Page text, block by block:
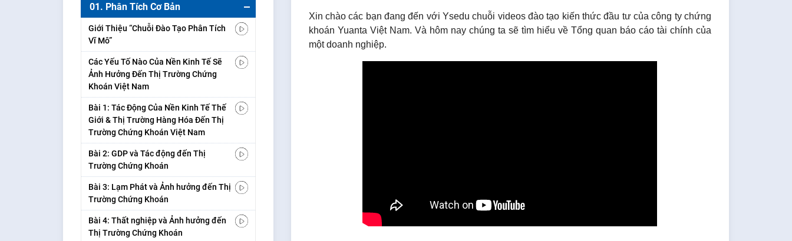
01. Phân Tích Cơ Bản
Giới Thiệu “Chuỗi Đào Tạo Phân Tích
Vĩ Mô”
Các Yếu Tố Nào Của Nền Kinh Tế Sẽ
Ảnh Hưởng Đến Thị Trường Chứng
Khoán Việt Nam
Bài 1: Tác Động Của Nền Kinh Tế Thế
Giới & Thị Trường Hàng Hóa Đến Thị
Trường Chứng Khoán Việt Nam
Bài 2: GDP và Tác động đến Thị
Trường Chứng Khoán
Bài 3: Lạm Phát và Ảnh hưởng đến Thị
Trường Chứng Khoán
Bài 4: Thất nghiệp và Ảnh hưởng đến
Thị Trường Chứng Khoán
Xin chào các bạn đang đến với Ysedu chuỗi videos đào tạo kiến thức đầu tư của công ty chứng
khoán Yuanta Việt Nam. Và hôm nay chúng ta sẽ tìm hiểu về Tổng quan báo cáo tài chính của
một doanh nghiệp.